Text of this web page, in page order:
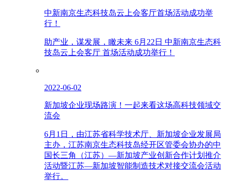
中新南京生态科技岛云上会客厅首场活动成功举
行！
助产业，谋发展，瞰未来 6月22日 中新南京生态科
技岛云上会客厅 首场活动成功举行！
2022-06-02
新加坡企业现场路演！一起来看这场高科技领域交
流会
6月1日，由江苏省科学技术厅、新加坡企业发展局
主办，江苏南京生态科技岛经开区管委会协办的中
国长三角（江苏）—新加坡产业创新合作计划推介
活动暨江苏—新加坡智能制造技术对接交流会活动
举行。